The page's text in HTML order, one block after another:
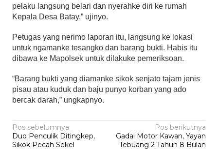
pelaku langsung belari dan nyerahke diri ke rumah
Kepala Desa Batay,” ujinyo.
Petugas yang nerimo laporan itu, langsung ke lokasi
untuk ngamanke tesangko dan barang bukti. Habis itu
dibawa ke Mapolsek untuk dilakuke pemeriksoan.
“Barang bukti yang diamanke sikok senjato tajam jenis
pisau atau kuduk dan baju punyo korban yang ado
bercak darah,” ungkapnyo.
Navigasi
pos
Pos sebelumnya
Duo Penculik Ditingkep,
Sikok Pecah Sekel
Pos berikutnya
Gadai Motor Kawan, Yayan
Tebuang 2 Tahun 8 Bulan